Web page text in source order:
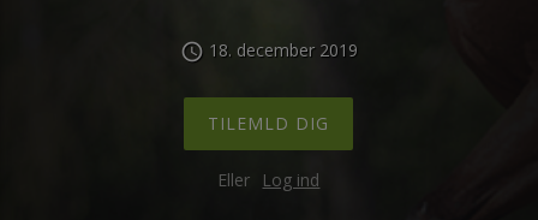
schedule 18. december 2019
TILEMLD DIG
Eller Log ind